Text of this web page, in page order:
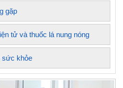
gặp
tử và thuốc lá nung nóng
sức khỏe